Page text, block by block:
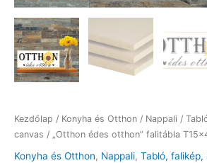
Kezdőlap / Konyha és Otthon / Nappali /
canvas / „Otthon édes otthon” falitábla
Konyha és Otthon, Nappali, Tabló, falikép,